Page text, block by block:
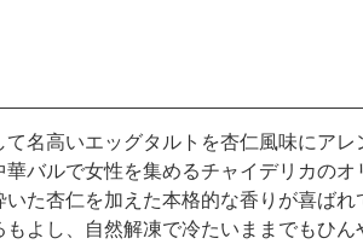
名高いエッグタルトを杏仁風味にアレ
バルで女性を集めるチャイデリカのオ
た杏仁を加えた本格的な香りが喜ばれ
よし、自然解凍で冷たいままでもひん